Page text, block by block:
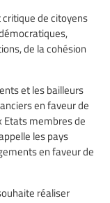
critique de citoyens
de la cohésion
et les bailleurs
en faveur de
Etats membres de
les pays
en faveur de
réaliser